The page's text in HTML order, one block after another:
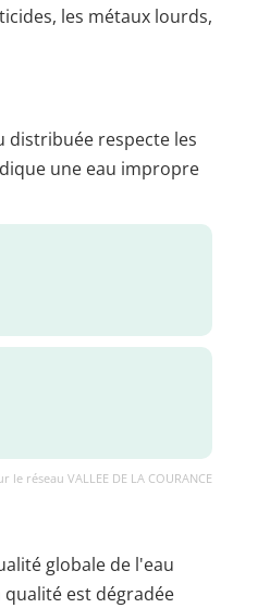
les métaux lourds,
distribuée respecte les
une eau impropre
réseau VALLEE DE LA COURANCE
globale de l'eau
est dégradée